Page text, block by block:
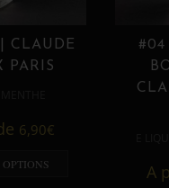
CLAUDE
PARIS
6,90€
#04
A